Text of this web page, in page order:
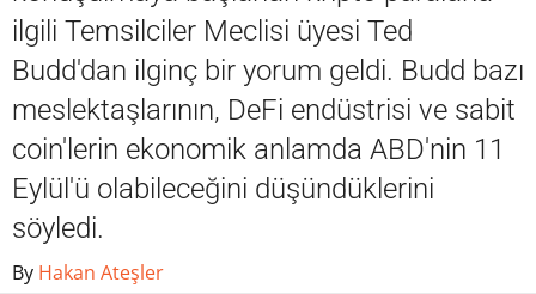
ilgili Temsilciler Meclisi üyesi Ted
Budd'dan ilginç bir yorum geldi. Budd bazı
meslektaşlarının, DeFi endüstrisi ve sabit
coin'lerin ekonomik anlamda ABD'nin 11
Eylül'ü olabileceğini düşündüklerini
söyledi.
By Hakan Ateşler